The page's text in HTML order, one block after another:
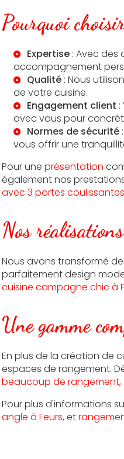
Pourquoi
Expertise : Avec des
accompagnement
Qualité : Nous
de votre cuisine.
Engagement client
avec vous pour
Normes de sécurité
vous offrir une
Pour une présentation
également nos
avec 3 portes coulissantes
Nos
Nous avons transformé
parfaitement design
cuisine campagne chic à
Une gamme
En plus de la création de
espaces de rangement.
beaucoup de rangement,
Pour plus d'informations
angle à Feurs, et